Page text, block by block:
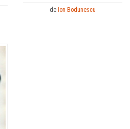
de Ion Bodunescu